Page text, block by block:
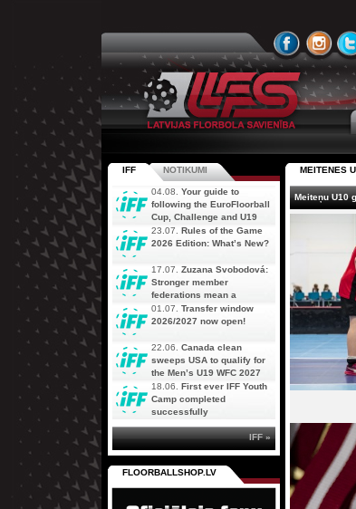
MEITENES
Meiteņu U10
IFF NOTIKUMI
04.08. Your guide to
following the EuroFloorball
Cup, Challenge and U19
AOFC Qualifiers
simultaneously
23.07. Rules of the Game
2026 Edition: What’s New?
17.07. Zuzana Svobodová:
Stronger member
federations mean a
stronger future for floorball
01.07. Transfer window
2026/2027 now open!
22.06. Canada clean
sweeps USA to qualify for
the Men’s U19 WFC 2027
18.06. First ever IFF Youth
Camp completed
successfully
IFF »
FLOORBALLSHOP.LV